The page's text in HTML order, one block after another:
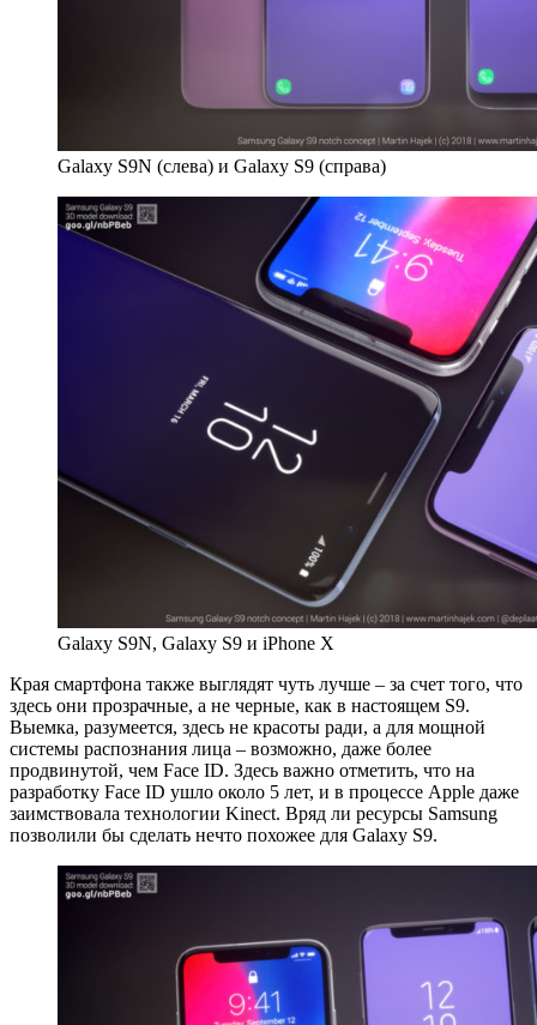
Galaxy S9N (слева) и Galaxy S9 (справа)
Galaxy S9N, Galaxy S9 и iPhone X
Края смартфона также выглядят чуть лучше – за счет того, что
здесь они прозрачные, а не черные, как в настоящем S9.
Выемка, разумеется, здесь не красоты ради, а для мощной
системы распознания лица – возможно, даже более
продвинутой, чем Face ID. Здесь важно отметить, что на
разработку Face ID ушло около 5 лет, и в процессе Apple даже
заимствовала технологии Kinect. Вряд ли ресурсы Samsung
позволили бы сделать нечто похожее для Galaxy S9.